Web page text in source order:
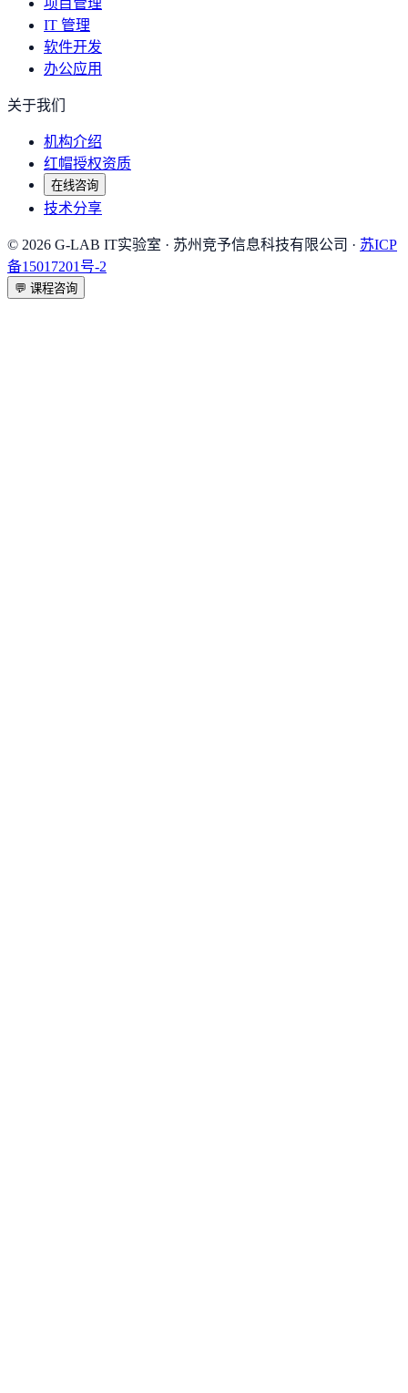
项目管理
IT 管理
软件开发
办公应用
关于我们
机构介绍
红帽授权资质
在线咨询
技术分享
© 2026 G-LAB IT实验室 · 苏州竞予信息科技有限公司 · 苏ICP
备15017201号-2
💬 课程咨询